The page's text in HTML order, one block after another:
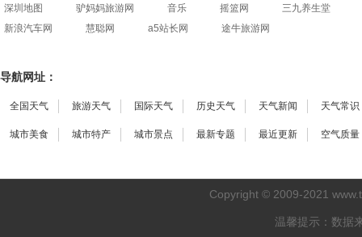
深圳地图 驴妈妈旅游网 音乐 摇篮网
三九养生堂
新浪汽车网
慧聪网 a5站长网 途牛旅游网
导航网址：
全国天气 旅游天气 国际天气 历史天气 天气新闻 天气常识
城市美食 城市特产 城市景点 最新专题 最近更新 空气质量
Copyright © 2009-2021
温馨提示：数据